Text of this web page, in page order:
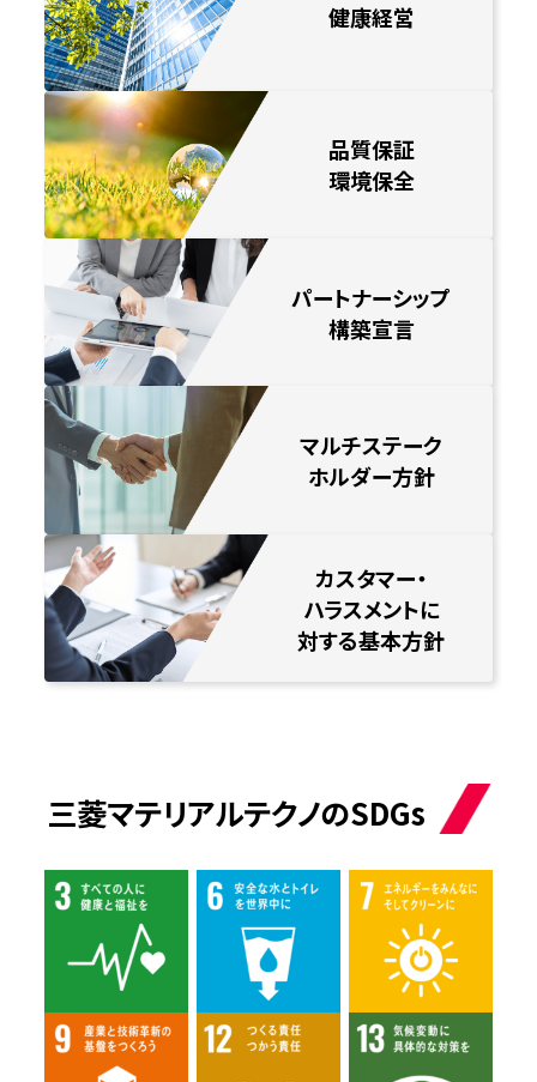
健康経営
品質保証
環境保全
パートナーシップ
構築宣言
マルチステーク
ホルダー方針
カスタマー・
ハラスメントに
対する基本方針
三菱マテリアルテクノのSDGs